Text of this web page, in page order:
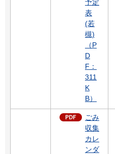
予定
表
(若
槻)
（P
D
F：
311
K
B）
ごみ
収集
カレ
ンダ